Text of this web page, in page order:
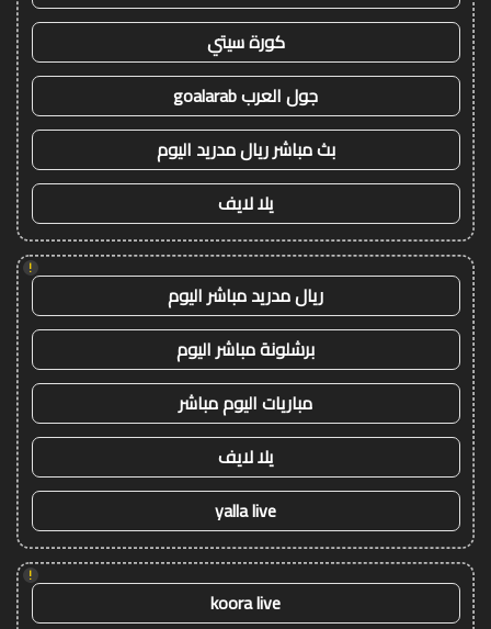
كورة سيتي
جول العرب goalarab
بث مباشر ريال مدريد اليوم
يلا لايف
!
ريال مدريد مباشر اليوم
برشلونة مباشر اليوم
مباريات اليوم مباشر
يلا لايف
yalla live
!
koora live